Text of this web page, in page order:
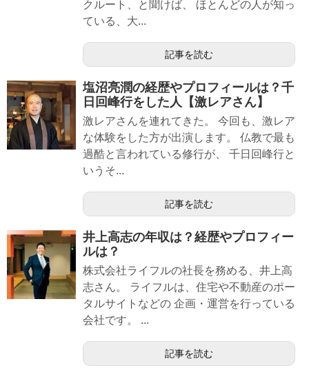
クルート、と聞けば、 ほとんどの人が知っ
ている、大...
記事を読む
塩沼亮潤の経歴やプロフィールは？千
日回峰行をした人【激レアさん】
激レアさんを連れてきた。 今回も、激レア
な体験をした方が出演します。 仏教で最も
過酷と言われている修行が、 千日回峰行と
いうそ...
記事を読む
井上高志の年収は？経歴やプロフィー
ルは？
株式会社ライフルの社長を務める、井上高
志さん。 ライフルは、住宅や不動産のポー
タルサイトなどの 企画・運営を行っている
会社です。 ...
記事を読む